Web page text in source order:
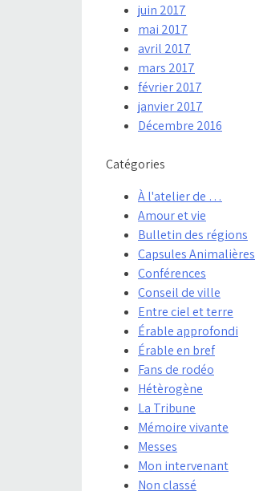
juin 2017
mai 2017
avril 2017
mars 2017
février 2017
janvier 2017
Décembre 2016
Catégories
À l'atelier de …
Amour et vie
Bulletin des régions
Capsules Animalières
Conférences
Conseil de ville
Entre ciel et terre
Érable approfondi
Érable en bref
Fans de rodéo
Hétèrogène
La Tribune
Mémoire vivante
Messes
Mon intervenant
Non classé